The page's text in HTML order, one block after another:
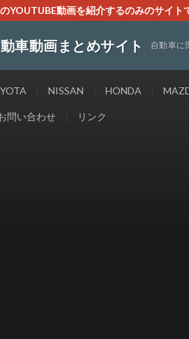
YOUTUBE動画を紹介するのみのサイ
車動画まとめサイト 自動車に
NISSAN HONDA
問い合わせ リンク